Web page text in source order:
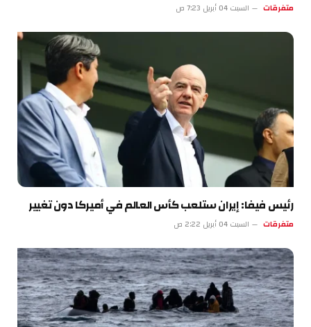
متفرقات السبت 04 أبريل 7:23 ص
رئيس فيفا: إيران ستلعب كأس العالم في أميركا دون تغيير
متفرقات السبت 04 أبريل 2:22 ص